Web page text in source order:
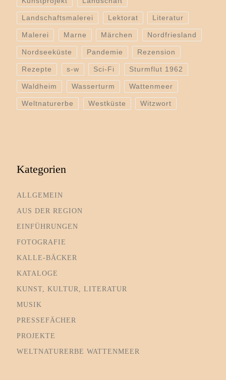
Landschaftsmalerei Lektorat Literatur
Malerei Marne Märchen Nordfriesland
Nordseeküste Pandemie Rezension
Rezepte s-w Sci-Fi Sturmflut 1962
Waldheim Wasserturm Wattenmeer
Weltnaturerbe Westküste Witzwort
Kategorien
ALLGEMEIN
AUS DER REGION
EINFÜHRUNGEN
FOTOGRAFIE
KALLE-BÄCKER
KATALOGE
KUNST, KULTUR, LITERATUR
MUSIK
PRESSEFÄCHER
PROJEKTE
WELTNATURERBE WATTENMEER